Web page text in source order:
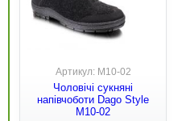
Артикул: M10-02
Чоловічі сукняні
напівчоботи Dago Style
M10-02